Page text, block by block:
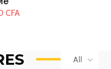
CFA
All